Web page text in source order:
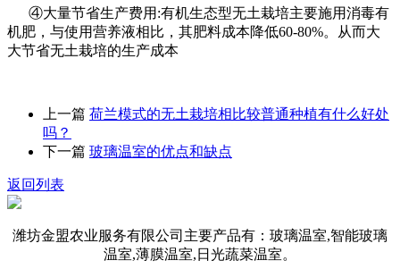
④大量节省生产费用:有机生态型无土栽培主要施用消毒有
机肥，与使用营养液相比，其肥料成本降低60-80%。从而大
大节省无土栽培的生产成本
上一篇 荷兰模式的无土栽培相比较普通种植有什么好处
吗？
下一篇 玻璃温室的优点和缺点
返回列表
潍坊金盟农业服务有限公司主要产品有：玻璃温室,智能玻璃
温室,薄膜温室,日光蔬菜温室。